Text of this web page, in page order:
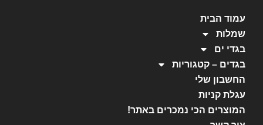
עמוד הבית
שמלות
בגדי ים
בגדים – קטגוריות
החשבון שלי
עגלת קניות
המוצרים הכי נמכרים באתר!